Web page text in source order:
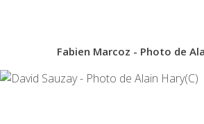
Fabien Marcoz - Photo de